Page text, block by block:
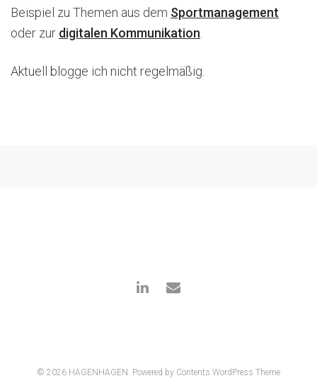
Beispiel zu Themen aus dem Sportmanagement
oder zur digitalen Kommunikation
Aktuell blogge ich nicht regelmäßig.
© 2026 HAGENHAGEN. Powered by Contents WordPress Theme